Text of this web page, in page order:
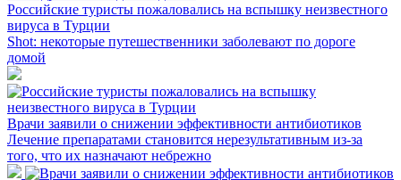
Российские туристы пожаловались на вспышку неизвестного
вируса в Турции
Shot: некоторые путешественники заболевают по дороге
домой
Врачи заявили о снижении эффективности антибиотиков
Лечение препаратами становится нерезультативным из-за
того, что их назначают небрежно